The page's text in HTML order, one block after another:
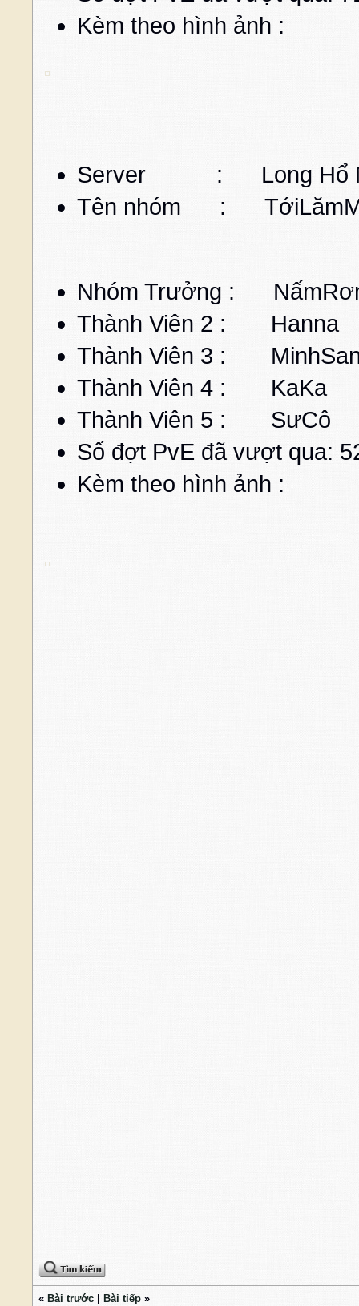
Kèm theo hình ảnh :
Server : Long Hổ
Tên nhóm :
Nhóm Trưởng :
Thành Viên 2 :
Thành Viên 3 :
Thành Viên 4 :
Thành Viên 5 : SưCô
Số đợt PvE đã vượt qua:
Kèm theo hình ảnh :
« Bài trước Bài tiếp »